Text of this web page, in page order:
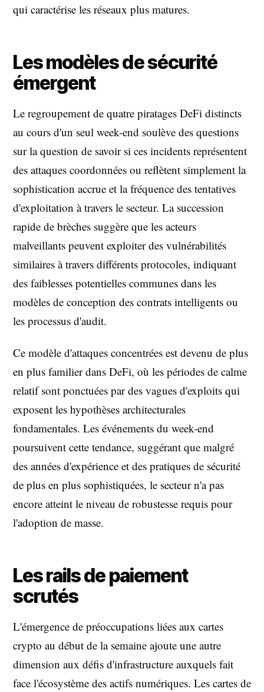
qui caractérise les réseaux plus matures.
Les modèles de sécurité
émergent
Le regroupement de quatre piratages DeFi distincts
au cours d'un seul week-end soulève des questions
sur la question de savoir si ces incidents représentent
des attaques coordonnées ou reflètent simplement la
sophistication accrue et la fréquence des tentatives
d'exploitation à travers le secteur. La succession
rapide de brèches suggère que les acteurs
malveillants peuvent exploiter des vulnérabilités
similaires à travers différents protocoles, indiquant
des faiblesses potentielles communes dans les
modèles de conception des contrats intelligents ou
les processus d'audit.
Ce modèle d'attaques concentrées est devenu de plus
en plus familier dans DeFi, où les périodes de calme
relatif sont ponctuées par des vagues d'exploits qui
exposent les hypothèses architecturales
fondamentales. Les événements du week-end
poursuivent cette tendance, suggérant que malgré
des années d'expérience et des pratiques de sécurité
de plus en plus sophistiquées, le secteur n'a pas
encore atteint le niveau de robustesse requis pour
l'adoption de masse.
Les rails de paiement
scrutés
L'émergence de préoccupations liées aux cartes
crypto au début de la semaine ajoute une autre
dimension aux défis d'infrastructure auxquels fait
face l'écosystème des actifs numériques. Les cartes de